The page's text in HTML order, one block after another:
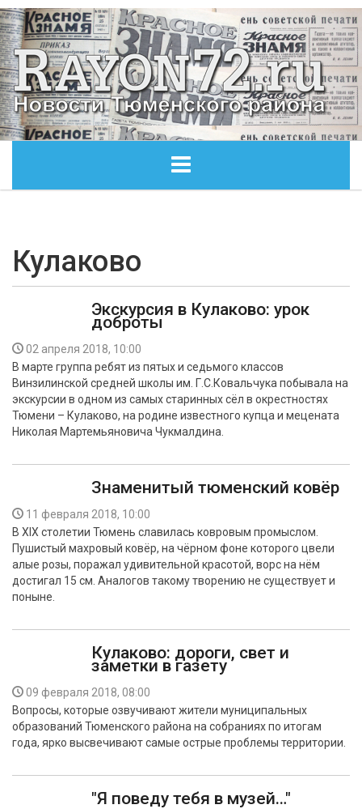
ОБЩЕСТВО
ЭКОНОМИКА
БЕЗОПАСНОСТЬ
СПОРТ
Кулаково
Экскурсия в Кулаково: урок
доброты
02 апреля 2018, 10:00
В марте группа ребят из пятых и седьмого классов
Винзилинской средней школы им. Г.С.Ковальчука побывала на
экскурсии в одном из самых старинных сёл в окрестностях
Тюмени – Кулаково, на родине известного купца и мецената
Николая Мартемьяновича Чукмалдина.
Знаменитый тюменский ковёр
11 февраля 2018, 10:00
В XIX столетии Тюмень славилась ковровым промыслом.
Пушистый махровый ковёр, на чёрном фоне которого цвели
алые розы, поражал удивительной красотой, ворс на нём
достигал 15 см. Аналогов такому творению не существует и
поныне.
Кулаково: дороги, свет и
заметки в газету
09 февраля 2018, 08:00
Вопросы, которые озвучивают жители муниципальных
образований Тюменского района на собраниях по итогам
года, ярко высвечивают самые острые проблемы территории.
"Я поведу тебя в музей…"